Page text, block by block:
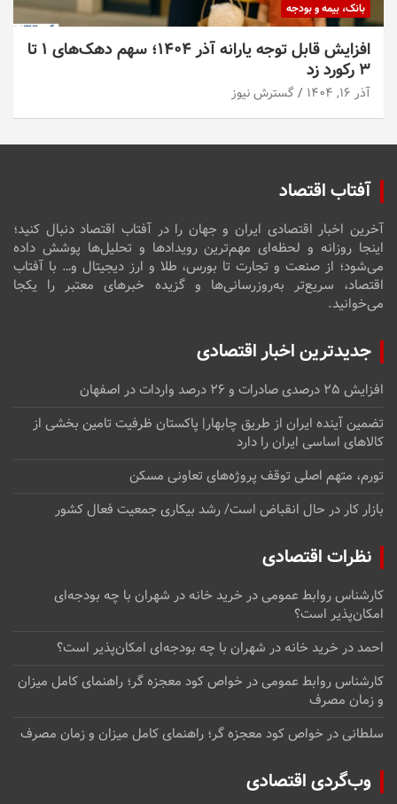
بانک، بیمه و بودجه
افزایش قابل توجه یارانه آذر ۱۴۰۴؛ سهم دهک‌های ۱ تا
۳ رکورد زد
آذر ۱۶, ۱۴۰۴ گسترش نیوز
آفتاب اقتصاد
آخرین اخبار اقتصادی ایران و جهان را در آفتاب اقتصاد دنبال کنید؛
اینجا روزانه و لحظه‌ای مهم‌ترین رویدادها و تحلیل‌ها پوشش داده
می‌شود؛ از صنعت و تجارت تا بورس، طلا و ارز دیجیتال و… با آفتاب
اقتصاد، سریع‌تر به‌روزرسانی‌ها و گزیده خبرهای معتبر را یکجا
می‌خوانید.
جدیدترین اخبار اقتصادی
افزایش ۲۵ درصدی صادرات و ۲۶ درصد واردات در اصفهان
تضمین آینده ایران از طریق چابهار| پاکستان ظرفیت تامین بخشی از
کالاهای اساسی ایران را دارد
تورم، متهم اصلی توقف پروژه‌های تعاونی مسکن
بازار کار در حال انقباض است/ رشد بیکاری جمعیت فعال کشور
نظرات اقتصادی
کارشناس روابط عمومیدرخرید خانه در شهران با چه بودجه‌ای
امکان‌پذیر است؟
احمددرخرید خانه در شهران با چه بودجه‌ای امکان‌پذیر است؟
کارشناس روابط عمومیدرخواص کود معجزه گر؛ راهنمای کامل میزان
و زمان مصرف
سلطانیدرخواص کود معجزه گر؛ راهنمای کامل میزان و زمان مصرف
وب‌گردی اقتصادی